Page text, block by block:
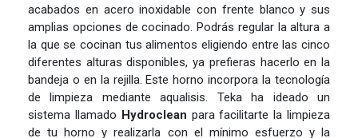
acabados en acero inoxidable con frente blanco y sus
amplias opciones de cocinado. Podrás regular la altura a
la que se cocinan tus alimentos eligiendo entre las cinco
diferentes alturas disponibles, ya prefieras hacerlo en la
bandeja o en la rejilla. Este horno incorpora la tecnología
de limpieza mediante aqualisis. Teka ha ideado un
sistema llamado Hydroclean para facilitarte la limpieza
de tu horno y realizarla con el mínimo esfuerzo y la